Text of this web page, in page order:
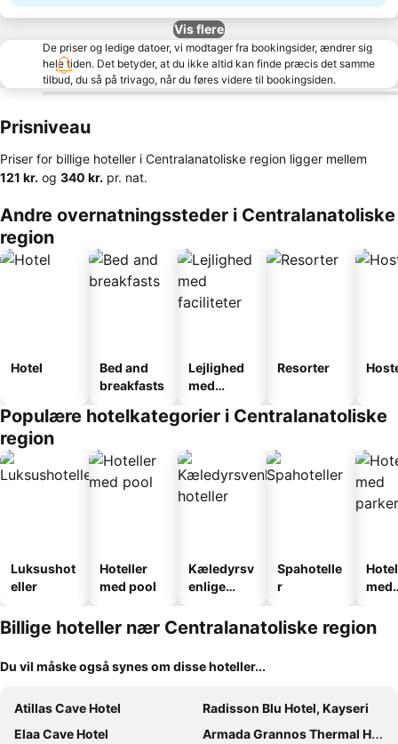
Vis flere
De priser og ledige datoer, vi modtager fra bookingsider, ændrer sig
hele tiden. Det betyder, at du ikke altid kan finde præcis det samme
tilbud, du så på trivago, når du føres videre til bookingsiden.
Prisniveau
Priser for billige hoteller i Centralanatoliske region ligger mellem
‎121 kr. og ‎340 kr. pr. nat.
Andre overnatningssteder i Centralanatoliske
region
Hotel
Bed and
breakfasts
Lejlighed
med
Resorter
Populære hotelkategorier i Centralanatoliske
region
Luksushot
eller
Hoteller
med pool
Kæledyrsv
enlige
Spahotelle
r
med
Billige hoteller nær Centralanatoliske region
Du vil måske også synes om disse hoteller...
Atillas Cave Hotel
Radisson Blu Hotel, Kayseri
Elaa Cave Hotel
Armada Grannos Thermal Hotel & Convention Center